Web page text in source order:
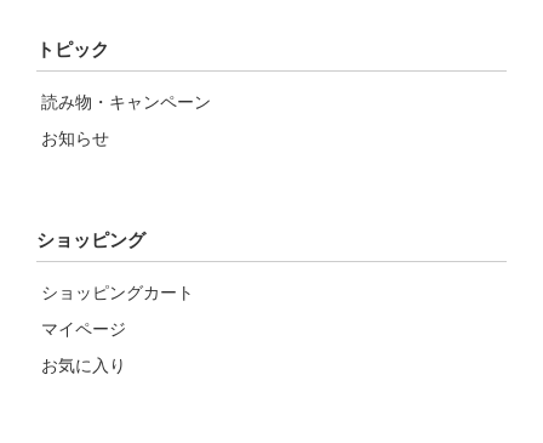
トピック
読み物・キャンペーン
お知らせ
ショッピング
ショッピングカート
マイページ
お気に入り